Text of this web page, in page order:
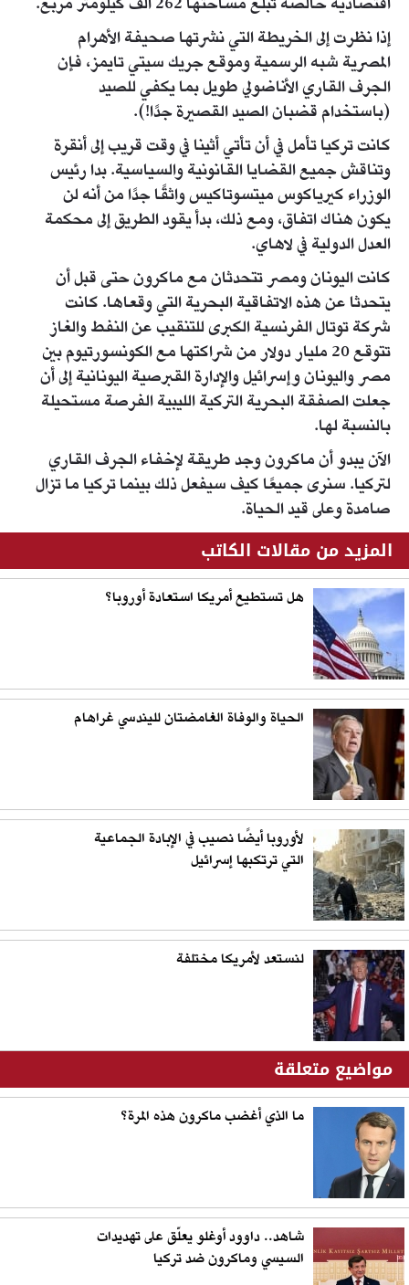
اقتصادية خالصة تبلغ مساحتها 262 ألف كيلومتر مربع.
إذا نظرت إلى الخريطة التي نشرتها صحيفة الأهرام
المصرية شبه الرسمية وموقع جريك سيتي تايمز، فإن
الجرف القاري الأناضولي طويل بما يكفي للصيد
(باستخدام قضبان الصيد القصيرة جدًا!).
كانت تركيا تأمل في أن تأتي أثينا في وقت قريب إلى أنقرة
وتناقش جميع القضايا القانونية والسياسية. بدا رئيس
الوزراء كيرياكوس ميتسوتاكيس واثقًا جدًا من أنه لن
يكون هناك اتفاق، ومع ذلك، بدأ يقود الطريق إلى محكمة
العدل الدولية في لاهاي.
كانت اليونان ومصر تتحدثان مع ماكرون حتى قبل أن
يتحدثا عن هذه الاتفاقية البحرية التي وقعاها. كانت
شركة توتال الفرنسية الكبرى للتنقيب عن النفط والغاز
تتوقع 20 مليار دولار من شراكتها مع الكونسورتيوم بين
مصر واليونان وإسرائيل والإدارة القبرصية اليونانية إلى أن
جعلت الصفقة البحرية التركية الليبية الفرصة مستحيلة
بالنسبة لها.
الآن يبدو أن ماكرون وجد طريقة لإخفاء الجرف القاري
لتركيا. سنرى جميعًا كيف سيفعل ذلك بينما تركيا ما تزال
صامدة وعلى قيد الحياة.
المزيد من مقالات الكاتب
هل تستطيع أمريكا استعادة أوروبا؟
الحياة والوفاة الغامضتان لليندسي غراهام
لأوروبا أيضًا نصيب في الإبادة الجماعية
التي ترتكبها إسرائيل
لنستعد لأمريكا مختلفة
مواضيع متعلقة
ما الذي أغضب ماكرون هذه المرة؟
شاهد.. داوود أوغلو يعلّق على تهديدات
السيسي وماكرون ضد تركيا